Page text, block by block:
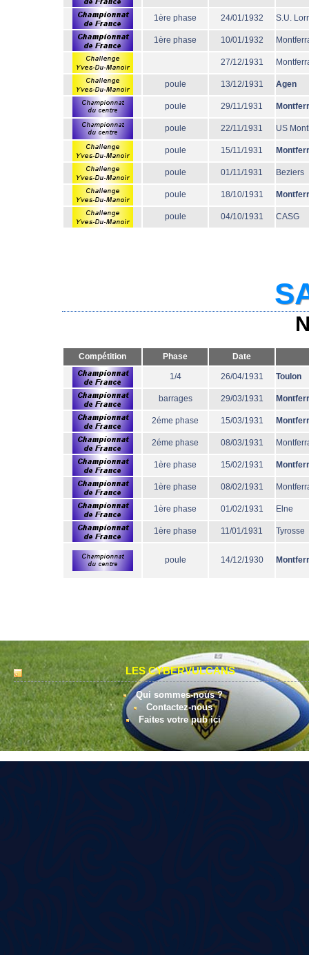
1ère phase 24/01/1932 S.U.
1ère phase 10/01/1932
27/12/1931
poule 13/12/1931 Agen
poule 29/11/1931
poule 22/11/1931 US
poule 15/11/1931
poule 01/11/1931 Beziers
poule 18/10/1931
poule 04/10/1931 CASG
Compétition Phase Date
1/4 26/04/1931 Toulon
barrages 29/03/1931
2éme phase 15/03/1931
2éme phase 08/03/1931
1ère phase 15/02/1931
1ère phase 08/02/1931
1ère phase 01/02/1931 Elne
1ère phase 11/01/1931 Tyrosse
poule 14/12/1930
LES CYBERVULCANS
Qui sommes-nous ?
Contactez-nous
Faites votre pub ici